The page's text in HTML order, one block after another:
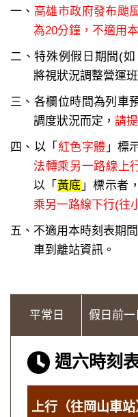
一、 高雄市政府發布颱
為20分鐘，不適用
二、特殊例假日期間(
將視狀況調整營運
三、各欄位時間為列車
調度狀況而定， 請
四、以「 紅色字體 」標
法轉乘另一路線上
以「 黃底 」標示者
乘另一路線下行(往
五、不適用本時刻表期
車到離站資訊。
平常日 假日前一
週六時刻
上行（往岡山車站